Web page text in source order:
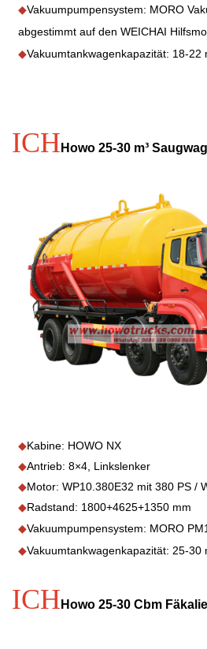
◆Vakuumpumpensystem: MORO
abgestimmt auf den WEICHAI
◆Vakuumtankwagenkapazität: 18-22
ICH Howo 25-30 m³
◆Kabine: HOWO NX
◆Antrieb: 8×4, Linkslenker
◆Motor: WP10.380E32 mit 380 PS /
◆Radstand: 1800+4625+1350 mm
◆Vakuumpumpensystem: MORO
◆Vakuumtankwagenkapazität: 25-30
ICH Howo 25-30 Cbm